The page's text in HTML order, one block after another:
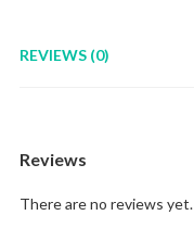
REVIEWS (0)
Reviews
There are no reviews yet.